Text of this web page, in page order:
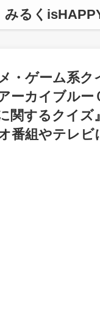
みるく
・ゲーム系ク
カイブルー
関するクイズ
番組やテレビ